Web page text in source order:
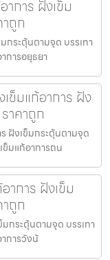
าการ ฝังเข็ม
ถูก
กระตุ้นตามจุด บรรเทา
การอยุธยา
ข็มแก้อาการ ฝัง
าคาถูก
ฝังเข็มกระตุ้นตามจุด
ข็มแก้อาการถน
าการ ฝังเข็ม
ถูก
กระตุ้นตามจุด บรรเทา
การวังน้